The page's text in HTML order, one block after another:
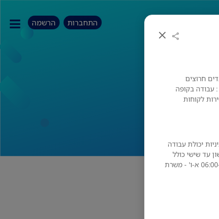
חרוצים
: עבודה בקופה
לקוחות
יכולת עבודה
עד שישי כולל
(לא ניתן ללא ימי שישי)* *שעות עבודה - 06:00-14:00 א-ו' - משרת
התחברות הרשמה